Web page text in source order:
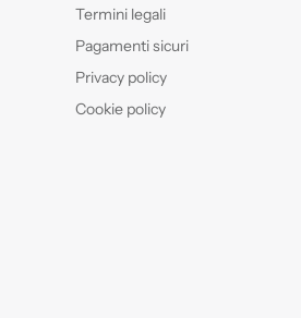
Termini legali
Pagamenti sicuri
Privacy policy
Cookie policy